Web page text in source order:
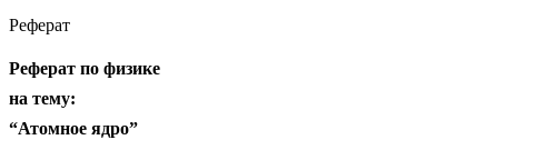
Реферат
Реферат по физике
на тему:
“Атомное ядро”